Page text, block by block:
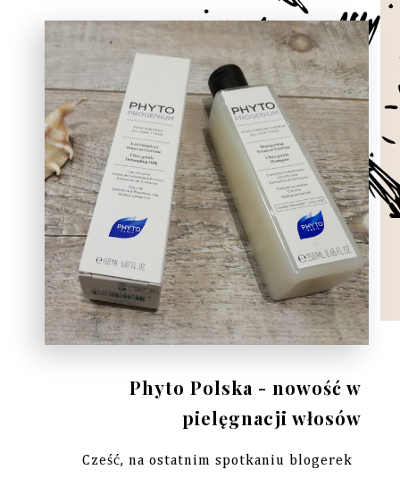
Phyto Polska - nowość w
pielęgnacji włosów
Cześć, na ostatnim spotkaniu blogerek